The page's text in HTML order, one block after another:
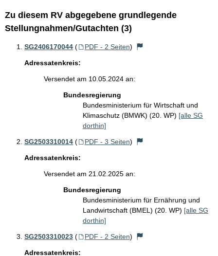
Zu diesem RV abgegebene grundlegende
Stellungnahmen/Gutachten (3)
SG2406170044 ( PDF - 2 Seiten)
Adressatenkreis:
Versendet am 10.05.2024 an:
Bundesregierung
Bundesministerium für Wirtschaft und
Klimaschutz (BMWK) (20. WP) [alle SG
dorthin]
SG2503310014 ( PDF - 3 Seiten)
Adressatenkreis:
Versendet am 21.02.2025 an:
Bundesregierung
Bundesministerium für Ernährung und
Landwirtschaft (BMEL) (20. WP) [alle SG
dorthin]
SG2503310023 ( PDF - 2 Seiten)
Adressatenkreis: